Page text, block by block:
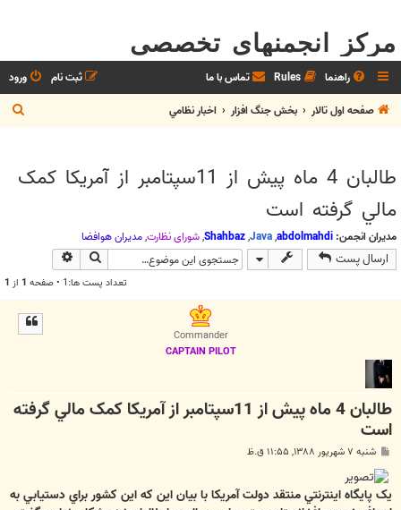
مرکز انجمنهای تخصصی
راهنما Rules تماس با ما ورود
ثبت نام
صفحه اول تالار
بخش جنگ افزار اخبار نظامي
س
طالبان 4 ماه پيش از 11سپتامبر از آمريكا كمک
مالي گرفته است
مدیران انجمن: abdolmahdi
,
Java
,
Shahbaz
,شوراي نظارت,مديران هوافضا
ارسال پست جستجو
تعداد پست ها:1 • صفحه 1 از 1
Commander
CAPTAIN PILOT
طالبان 4 ماه پيش از 11سپتامبر از آمريكا كمک مالي گرفته
است
ت
شنبه ۷ شهریور ۱۳۸۸, ۱۱:۵۵ ق.ظ
يک پايگاه اينترنتي منتقد دولت آمريكا با بيان اين كه اين كشور براي دستيابي به